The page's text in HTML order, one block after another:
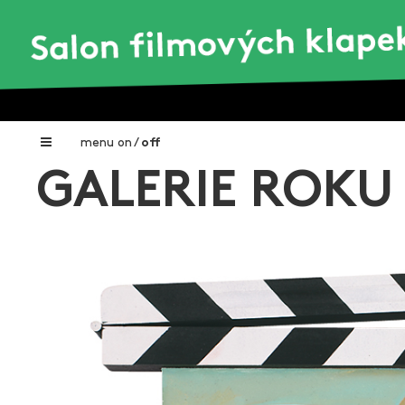
menu on / off
Home
Autoři filmových klapek
O projektu
GALERIE